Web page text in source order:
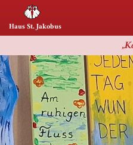
Haus St. Jakobus